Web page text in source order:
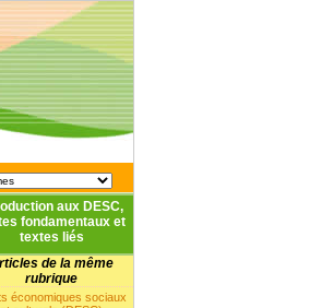
aux DESC,
fondamentaux et
textes liés
de la même
rubrique
économiques sociaux